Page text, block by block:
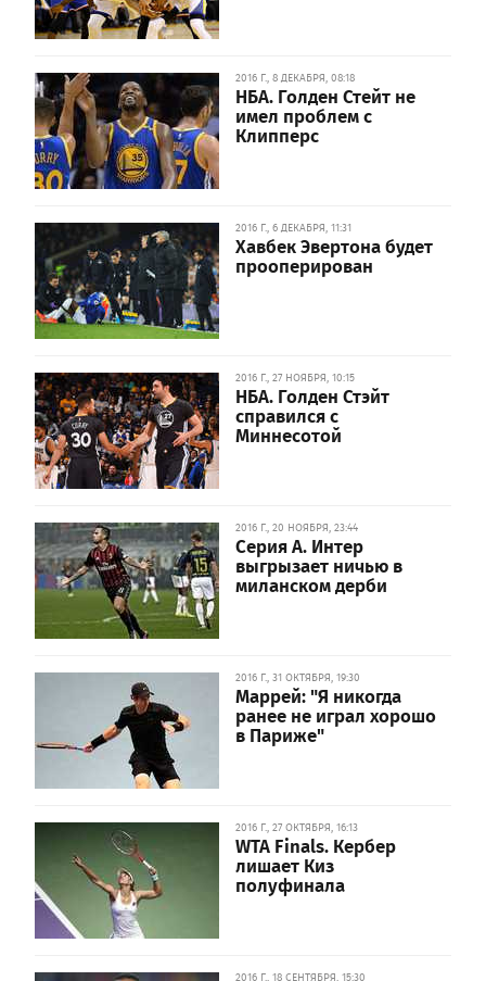
2016 Г., 8 ДЕКАБРЯ, 08:18
НБА. Голден Стейт не
имел проблем с
Клипперс
2016 Г., 6 ДЕКАБРЯ, 11:31
Хавбек Эвертона будет
прооперирован
2016 Г., 27 НОЯБРЯ, 10:15
НБА. Голден Стэйт
справился с
Миннесотой
2016 Г., 20 НОЯБРЯ, 23:44
Серия А. Интер
выгрызает ничью в
миланском дерби
2016 Г., 31 ОКТЯБРЯ, 19:30
Маррей: "Я никогда
ранее не играл хорошо
в Париже"
2016 Г., 27 ОКТЯБРЯ, 16:13
WTA Finals. Кербер
лишает Киз
полуфинала
2016 Г., 18 СЕНТЯБРЯ, 15:30